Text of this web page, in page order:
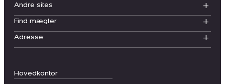
Hovedkontor
Andre sites
Find mægler
Adresse